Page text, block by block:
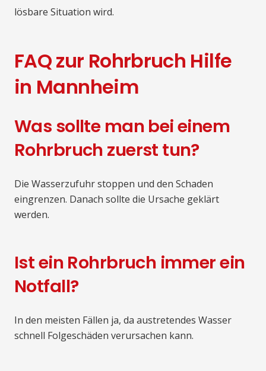
lösbare Situation wird.
FAQ zur Rohrbruch Hilfe
in Mannheim
Was sollte man bei einem
Rohrbruch zuerst tun?
Die Wasserzufuhr stoppen und den Schaden
eingrenzen. Danach sollte die Ursache geklärt
werden.
Ist ein Rohrbruch immer ein
Notfall?
In den meisten Fällen ja, da austretendes Wasser
schnell Folgeschäden verursachen kann.